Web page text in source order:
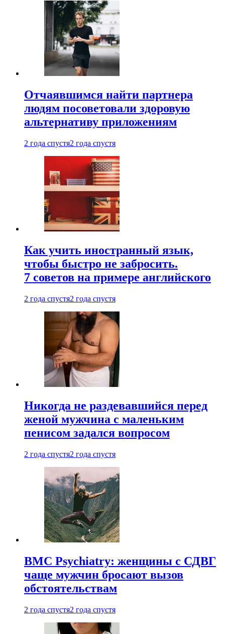
Отчаявшимся найти партнера
людям посоветовали здоровую
альтернативу приложениям
2 года спустя2 года спустя
Как учить иностранный язык,
чтобы быстро не забросить.
7 советов на примере английского
2 года спустя2 года спустя
Никогда не раздевавшийся перед
женой мужчина с маленьким
пенисом задался вопросом
2 года спустя2 года спустя
BMC Psychiatry: женщины с СДВГ
чаще мужчин бросают вызов
обстоятельствам
2 года спустя2 года спустя